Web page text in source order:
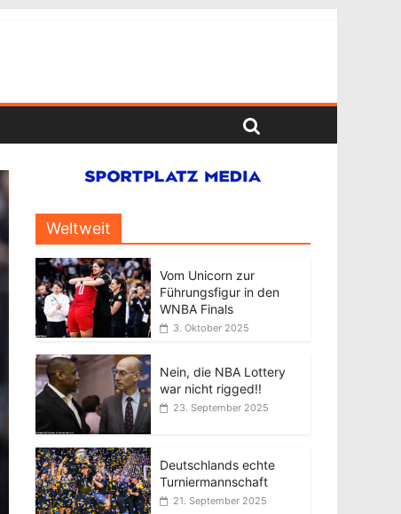
Weltweit
Vom Unicorn zur
Führungsfigur in den
WNBA Finals
3. Oktober 2025
Nein, die NBA Lottery
war nicht rigged!!
23. September 2025
Deutschlands echte
Turniermannschaft
21. September 2025